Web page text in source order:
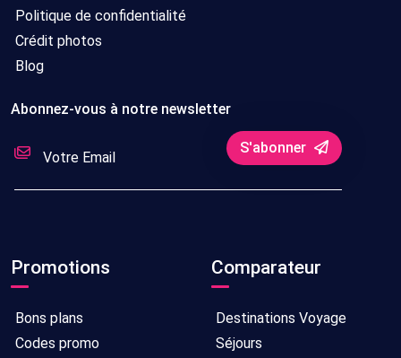
Politique de confidentialité
Crédit photos
Blog
Abonnez-vous à notre newsletter
S'abonner
Promotions
Bons plans
Codes promo
Comparateur
Destinations Voyage
Séjours